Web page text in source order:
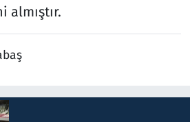
almıştır.